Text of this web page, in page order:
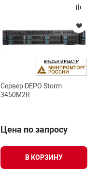
Сервер DEPO Storm
3450M2R
Цена по запросу
В КОРЗИНУ